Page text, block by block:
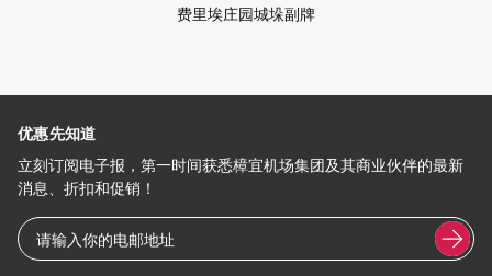
费里埃庄园城垛副牌
优惠先知道
立刻订阅电子报，第一时间获悉樟宜机场集团及其商业伙伴的最新
消息、折扣和促销！